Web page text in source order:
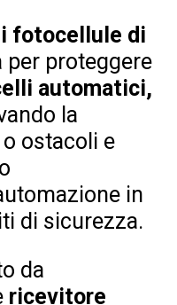
fotocellule di
per proteggere
automatici,
la
ostacoli e
in
di sicurezza.
da
ricevitore